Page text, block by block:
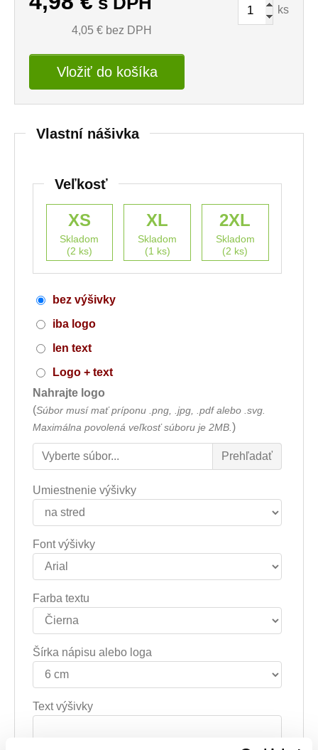
4,05 € bez DPH
ks
Vložiť do košíka
Vlastní nášivka
Veľkosť
XS
Skladom
(2 ks)
XL
Skladom
(1 ks)
2XL
Skladom
(2 ks)
bez výšivky
iba logo
len text
Logo + text
Nahrajte logo
(Súbor musí mať príponu .png, .jpg, .pdf alebo .svg.
Maximálna povolená veľkosť súboru je 2MB. )
Umiestnenie výšivky
Font výšivky
Farba textu
Šírka nápisu alebo loga
Text výšivky